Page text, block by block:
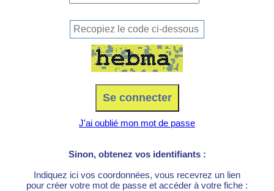
J'ai oublié mon mot de passe
Sinon, obtenez vos identifiants :
Indiquez ici vos coordonnées, vous recevrez un lien
pour créer votre mot de passe et accéder à votre fiche :